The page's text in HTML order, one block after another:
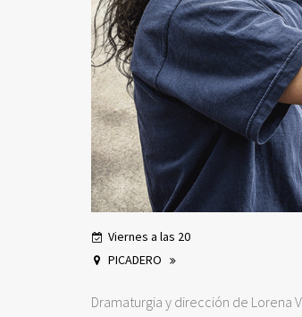
Viernes a las 20
PICADERO
Dramaturgia y dirección de Lorena